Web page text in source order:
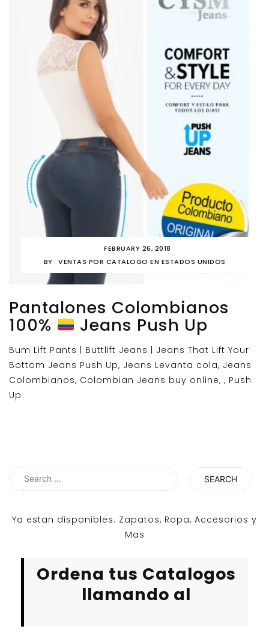
FEBRUARY 26, 2018
BY
VENTAS POR CATALOGO EN ESTADOS UNIDOS
Pantalones Colombianos
100% Jeans Push Up
Bum Lift Pants | Buttlift Jeans | Jeans That Lift Your
Bottom Jeans Push Up, Jeans Levanta cola, Jeans
Colombianos, Colombian Jeans buy online, , Push
Up
Search
Ya estan disponibles. Zapatos, Ropa, Accesorios y
Mas
Ordena tus Catalogos
llamando al